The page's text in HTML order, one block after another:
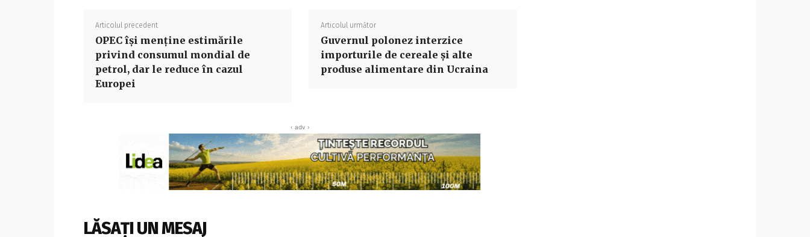
Articolul precedent
OPEC îşi menţine estimările
privind consumul mondial de
petrol, dar le reduce în cazul
Europei
Articolul următor
Guvernul polonez interzice
importurile de cereale şi alte
produse alimentare din Ucraina
‹ adv ›
LĂSAȚI UN MESAJ